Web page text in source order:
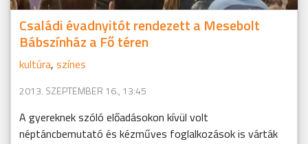
Családi évadnyitót rendezett a Mesebolt
Bábszínház a Fő téren
kultúra, színes
2013. SZEPTEMBER 16., 13:45
A gyereknek szóló előadásokon kívül volt
néptáncbemutató és kézműves foglalkozások is várták